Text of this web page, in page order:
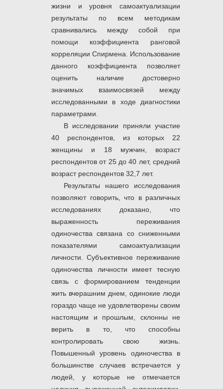
жизни и уровня самоактуализации
результаты по всем методикам
сравнивались между собой при
помощи коэффициента ранговой
корреляции Спирмена. Использование
данного коэффициента позволяет
оценить наличие достоверно
значимых взаимосвязей между
исследованными в ходе диагностики
параметрами.
В исследовании приняли участие
40 респондентов, из которых 22
женщины и 18 мужчин, возраст
респондентов от 25 до 40 лет, средний
возраст респондентов 32,7 лет.
Результаты нашего исследования
позволяют говорить, что в различных
исследованиях доказано, что
выраженность переживания
одиночества связана со сниженными
показателями самоактуализации
личности. Субъективное переживание
одиночества личности имеет тесную
связь с формированием тенденции
жить вчерашним днем, одинокие люди
гораздо чаще не удовлетворены своим
настоящим и прошлым, склонны не
верить в то, что способны
контролировать свою жизнь.
Повышенный уровень одиночества в
большинстве случаев встречается у
людей, у которые не отмечается